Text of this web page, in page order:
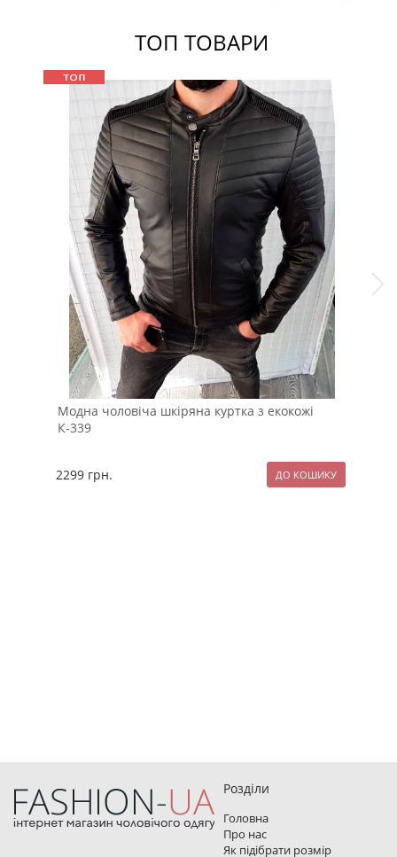
ТОП ТОВАРИ
Модна чоловіча шкіряна куртка з екокожі
К-339
2299 грн.
Розділи
Головна
Про нас
Як підібрати розмір